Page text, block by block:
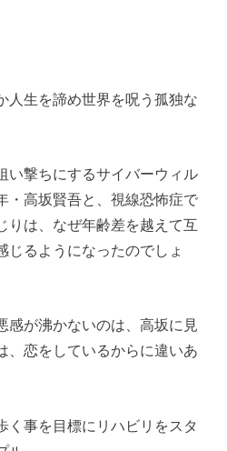
人生を諦め世界を呪う孤独な
い撃ちにするサイバーウィル
・高坂賢吾と、視線恐怖症で
りは、なぜ年齢差を越えて互
じるようになったのでしょ
感が沸かないのは、高坂に見
、恋をしているからに違いあ
く事を目標にリハビリをスタ